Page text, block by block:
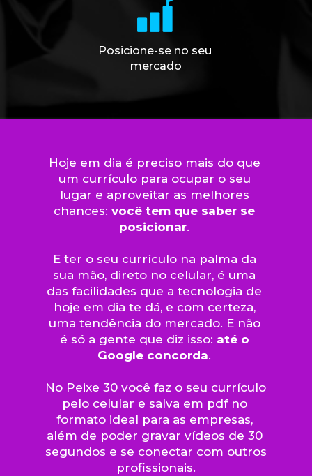
Posicione-se no seu
mercado
Hoje em dia é preciso mais do que
um currículo para ocupar o seu
lugar e aproveitar as melhores
chances: você tem que saber se
posicionar.
E ter o seu currículo na palma da
sua mão, direto no celular, é uma
das facilidades que a tecnologia de
hoje em dia te dá, e com certeza,
uma tendência do mercado. E não
é só a gente que diz isso: até o
Google concorda.
No Peixe 30 você faz o seu currículo
pelo celular e salva em pdf no
formato ideal para as empresas,
além de poder gravar vídeos de 30
segundos e se conectar com outros
profissionais.